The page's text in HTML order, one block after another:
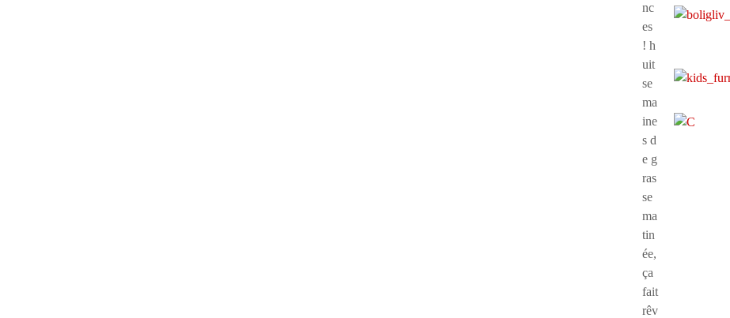
nc
es
! h
uit
se
ma
ine
s d
e g
ras
se
ma
tin
ée,
ça
fait
rêv